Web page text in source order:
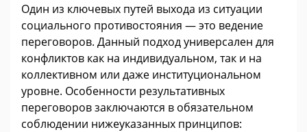
Один из ключевых путей выхода из ситуации
социального противостояния — это ведение
переговоров. Данный подход универсален для
конфликтов как на индивидуальном, так и на
коллективном или даже институциональном
уровне. Особенности результативных
переговоров заключаются в обязательном
соблюдении нижеуказанных принципов: